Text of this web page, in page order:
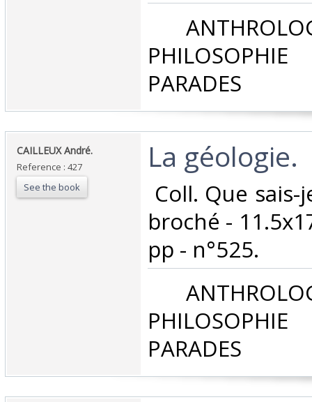
PHILOSOPHIE
PARADES‎
‎CAILLEUX André.‎
Reference : 427
See the book
‎La géologie.‎
Coll. Que sais-
broché -
pp - n°525. ‎
PHILOSOPHIE
PARADES‎